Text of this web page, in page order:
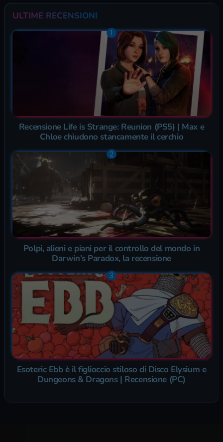
ULTIME RECENSIONI
Recensione Life is Strange: Reunion (PS5) | Max e
Chloe chiudono stancamente il cerchio
Polpi, alieni e piani per il controllo del mondo in
Darwin’s Paradox, la recensione
Esoteric Ebb è il figlioccio stiloso di Disco Elysium e
Dungeons & Dragons | Recensione (PC)